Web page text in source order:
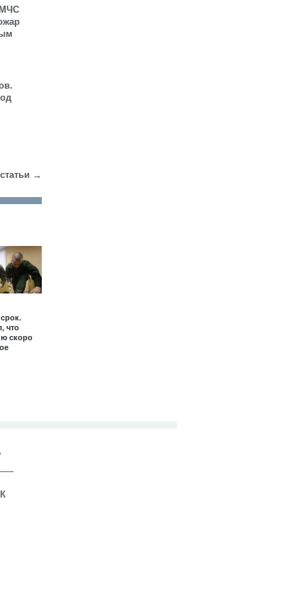
МЧС
→
что
скоро